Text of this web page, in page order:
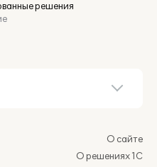
решения
О сайте
О решениях 1С